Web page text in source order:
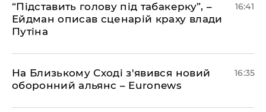
​“Підставить голову під табакерку”, –
Ейдман описав сценарій краху влади
Путіна
16:41
На Близькому Сході з'явився новий
оборонний альянс – Euronews
16:35